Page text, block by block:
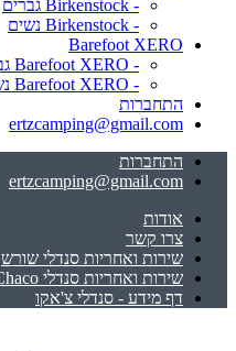
- Birkenstock גברים
- Birkenstock נשים
Barefoot XERO
- Barefoot XERO גברים
- Barefoot XERO נשים
התחברות
ertzcamping@gmail.com
התחברות
ertzcamping@gmail.com
אודות
צרו קשר
שירות ואחריות סנדלי שורש
שירות ואחריות סנדלי Chaco
דף מידע - סנדלי צ'אקו